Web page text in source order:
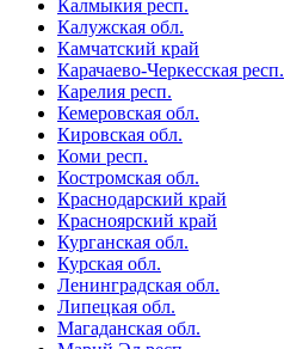
Калмыкия респ.
Калужская обл.
Камчатский край
Карачаево-Черкесская респ.
Карелия респ.
Кемеровская обл.
Кировская обл.
Коми респ.
Костромская обл.
Краснодарский край
Красноярский край
Курганская обл.
Курская обл.
Ленинградская обл.
Липецкая обл.
Магаданская обл.